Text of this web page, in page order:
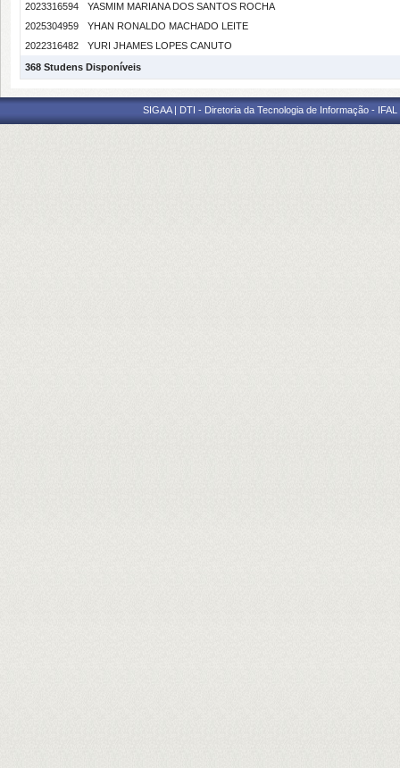
2023316594
YASMIM MARIANA DOS SANTOS ROCHA
2025304959
YHAN RONALDO MACHADO LEITE
2022316482
YURI JHAMES LOPES CANUTO
368 Studens Disponíveis
SIGAA | DTI - Diretoria da Tecnologia de Informação -